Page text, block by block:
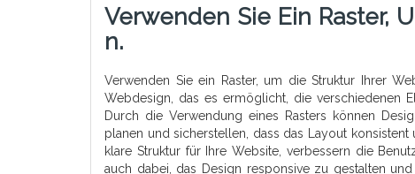
Verwenden Sie Ein Raster,
N.
Verwenden Sie ein Raster, um die Struktur Ihrer
Webdesign, das es ermöglicht, die verschiedenen
Durch die Verwendung eines Rasters können
planen und sicherstellen, dass das Layout
klare Struktur für Ihre Website, verbessern die
auch dabei, das Design responsive zu gestalten